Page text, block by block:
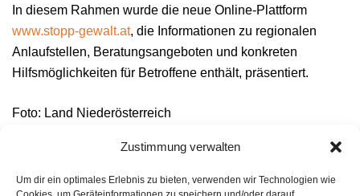
Zustimmung verwalten
Um dir ein optimales Erlebnis zu bieten, verwenden wir Technologien wie
In diesem Rahmen wurde die neue Online-Plattform
www.stopp-gewalt.at, die Informationen zu regionalen
Anlaufstellen, Beratungsangeboten und konkreten
Hilfsmöglichkeiten für Betroffene enthält, präsentiert.
Foto: Land Niederösterreich
Beitragsnavigation